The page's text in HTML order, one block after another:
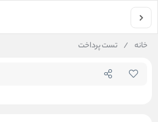
خانه / تست پرداخت